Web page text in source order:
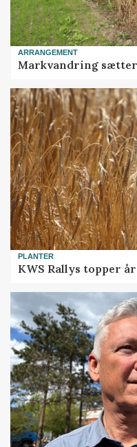
ARRANGEMENT
Markvandring
PLANTER
KWS Rallys topper